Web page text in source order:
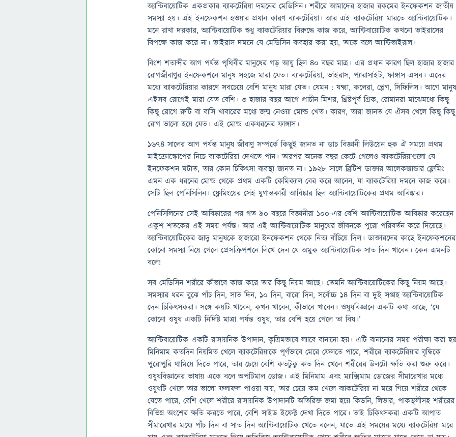
অ্যান্টিবায়োটিক একপ্রকার ব্যাকটেরিয়া দমনের মেডিসিন। শরীরে আমাদের হাজার রকমের ইনফেকশন জাতীয়
সমস্যা হয়। এই ইনফেকশন হওয়ার প্রধান কারণ ব্যাকটেরিয়া। আর এই ব্যাকটেরিয়া মারতে অ্যান্টিবায়োটিক।
মনে রাখা দরকার, অ্যান্টিবায়োটিক শুধু ব্যাকটেরিয়ার বিরুদ্ধে কাজ করে, অ্যান্টিবায়োটিক কখনো ভাইরাসের
বিপক্ষে কাজ করে না। ভাইরাস দমনে যে মেডিসিন ব্যবহার করা হয়, তাকে বলে অ্যান্টিভাইরাল।
বিংশ শতাব্দীর আগ পর্যন্ত পৃথিবীর মানুষের গড় আয়ু ছিল ৪০ বছর মাত্র। এর প্রধান কারণ ছিল হাজার হাজার
রোগজীবাণুর ইনফেকশনে মানুষ সহজে মারা যেত। ব্যাকটেরিয়া, ভাইরাস, প্যারাসাইট, ফাঙ্গাস এসব। এদের
মধ্যে ব্যাকটেরিয়ার কারণে সবচেয়ে বেশি মানুষ মারা যেত। যেমন : যক্ষ্মা, কলেরা, প্লেগ, সিফিলিস। আগে মানুষ
এইসব রোগেই মারা যেত বেশি। ৩ হাজার বছর আগে প্রাচীন মিশর, খ্রিষ্টপূর্ব গ্রিক, রোমানরা মাঝেমধ্যে কিছু
কিছু রোগে রুটি বা বাসি খাবারের মধ্যে জন্ম নেওয়া মোল্ড খেত। কারণ, তারা জানত যে ঐসব খেলে কিছু কিছু
রোগ ভালো হয়ে যেত। এই মোল্ড একধরনের ফাঙ্গাস।
১৬৭৪ সালের আগ পর্যন্ত মানুষ জীবাণু সম্পর্কে কিছুই জানত না ডাচ বিজ্ঞানী লিউয়েন হুক ঐ সময়ে প্রথম
মাইক্রোস্কোপের নিচে ব্যাকটেরিয়া দেখতে পান। তারপর অনেক বছর কেটে গেলেও ব্যাকটেরিয়াগুলো যে
ইনফেকশন ঘটাত, তার কোন চিকিত্সা ব্যবস্থা জানত না। ১৯২৮ সালে ব্রিটিশ ডাক্তার আলেকজান্ডার ফ্লেমিং
এমন এক ধরনের মোল্ড থেকে প্রথম একটি কেমিক্যাল বের করে আনেন, যা ব্যাকটেরিয়া দমনে কাজ করে।
সেটি ছিল পেনিসিলিন। ফ্লেমিংয়ের সেই যুগান্তকারী আবিষ্কার ছিল অ্যান্টিবায়োটিকের প্রথম আবিষ্কার।
পেনিসিলিনের সেই আবিষ্কারের পর গত ৯০ বছরে বিজ্ঞানীরা ১০০-এর বেশি অ্যান্টিবায়োটিক আবিষ্কার করেছেন
একুশ শতকের এই সময় পর্যন্ত। আর এই অ্যান্টিবায়োটিক মানুষের জীবনকে পুরো পরিবর্তন করে দিয়েছে।
অ্যান্টিবায়োটিকের জাদু মানুষকে হাজারো ইনফেকশন থেকে নিত্য বাঁচিয়ে দিল। ডাক্তারদের কাছে ইনফেকশনের
কোনো সমস্যা নিয়ে গেলে প্রেসক্রিপশনে লিখে দেন যে অমুক অ্যান্টিবায়োটিক সাত দিন খাবেন। কেন এমনটি
বলে!
সব মেডিসিন শরীরে কীভাবে কাজ করে তার কিছু নিয়ম আছে। তেমনি অ্যান্টিবায়োটিকের কিছু নিয়ম আছে।
সমস্যার ধরন বুঝে পাঁচ দিন, সাত দিন, ১০ দিন, বারো দিন, সর্বোচ্চ ১৪ দিন বা দুই সপ্তাহ অ্যান্টিবায়োটিক
দেন চিকিত্সকরা। সঙ্গে কয়টি খাবেন, কখন খাবেন, কীভাবে খাবেন। ওষুধবিজ্ঞানে একটি কথা আছে, ‘যে
কোনো ওষুধ একটি নির্দিষ্ট মাত্রা পর্যন্ত ওষুধ, তার বেশি হয়ে গেলে তা বিষ।’
অ্যান্টিবায়োটিক একটি রাসায়নিক উপাদান, কৃত্রিমভাবে ল্যাবে বানানো হয়। এটি বানানোর সময় পরীক্ষা করা হয়
মিনিমাম কতদিন নিয়মিত খেলে ব্যাকটেরিয়াকে পূর্ণভাবে মেরে ফেলতে পারে, শরীরে ব্যাকটেরিয়ার বৃদ্ধিকে
পুরোপুরি থামিয়ে দিতে পারে, তার চেয়ে বেশি কতটুকু কত দিন খেলে শরীরের উলটো ক্ষতি করা শুরু করে।
ওষুধবিজ্ঞানের ভাষায় একে বলে অপটিমাল ডোজ। এই মিনিমাম এবং ম্যাক্সিমাম ডোজের সীমারেখার মধ্যে
ওষুধটি খেলে তার ভালো ফলাফল পাওয়া যায়, তার চেয়ে কম খেলে ব্যাকটেরিয়া না মরে গিয়ে শরীরে থেকে
যেতে পারে, বেশি খেলে শরীরে রাসায়নিক উপাদানটি অতিরিক্ত জমা হয়ে কিডনি, লিভার, পাকস্থলীসহ শরীরের
বিভিন্ন অংশের ক্ষতি করতে পারে, বেশি সাইড ইফেক্ট দেখা দিতে পারে। তাই চিকিত্সকরা একটি আপাত
সীমারেখার মধ্যে পাঁচ দিন বা সাত দিন অ্যান্টিবায়োটিক খেতে বলেন, যাতে এই সময়ের মধ্যে ব্যাকটেরিয়া মরে